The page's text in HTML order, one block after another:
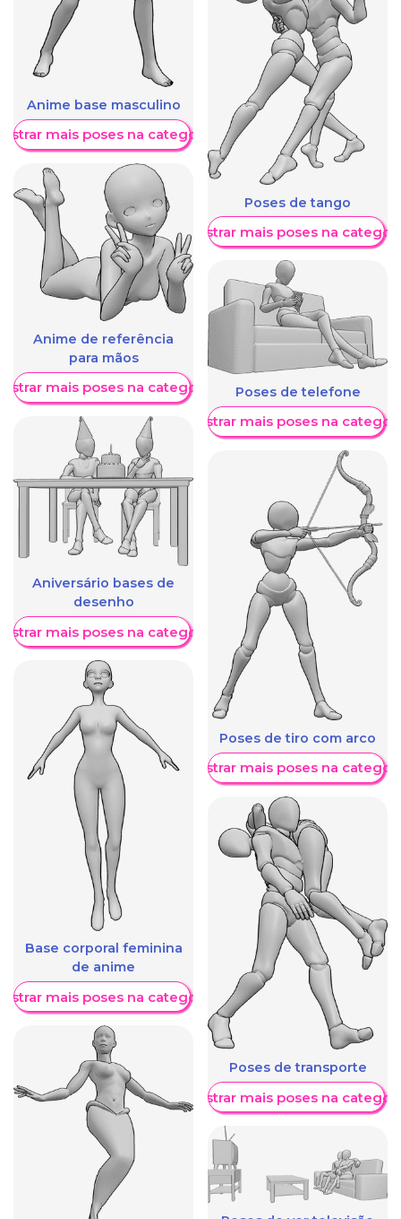
Anime base masculino
mais poses na categoria
Anime de referência
para mãos
mais poses na categoria
Aniversário bases de
desenho
mais poses na categoria
Base corporal feminina
de anime
mais poses na categoria
Poses de tango
Mostrar mais poses na
Poses de telefone
Mostrar mais poses na
Poses de tiro com arco
Mostrar mais poses na
Poses de transporte
Mostrar mais poses na